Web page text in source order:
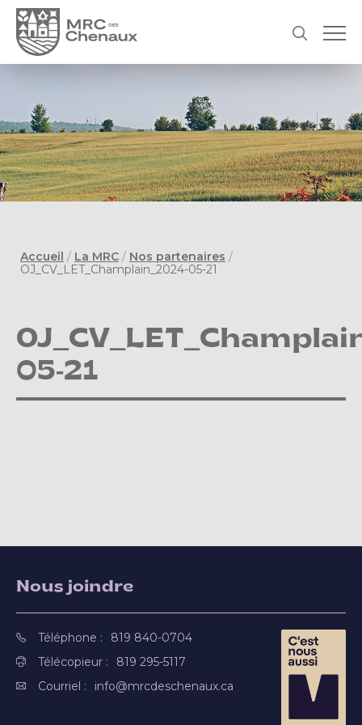
Accueil / La MRC / Nos partenaires /
OJ_CV_LET_Champlain_2024-05-21
05-21
Nous joindre
Téléphone :
819 840-0704
Télécopieur :
819 295-5117
Courriel :
info@mrcdeschenaux.ca